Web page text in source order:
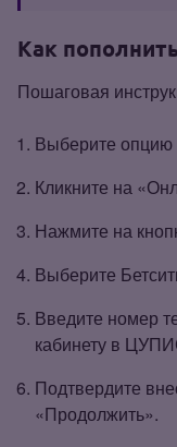
Как
Пошаговая
Выберите опцию
Кликните на
Нажмите на
Выберите
Введите номер
кабинету в
Подтвердите
«Продолжить».